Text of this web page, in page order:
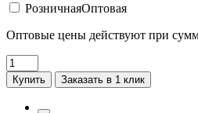
РозничнаяОптовая
Оптовые цены действуют при
Купить Заказать в 1 клик